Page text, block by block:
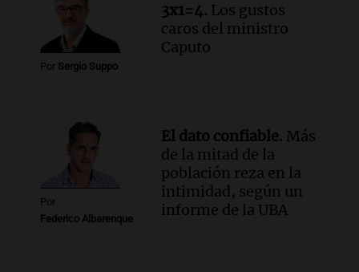
Por Sergio Suppo
3x1=4. Los gustos
caros del ministro
Caputo
Por
Federico Albarenque
El dato confiable. Más
de la mitad de la
población reza en la
intimidad, según un
informe de la UBA